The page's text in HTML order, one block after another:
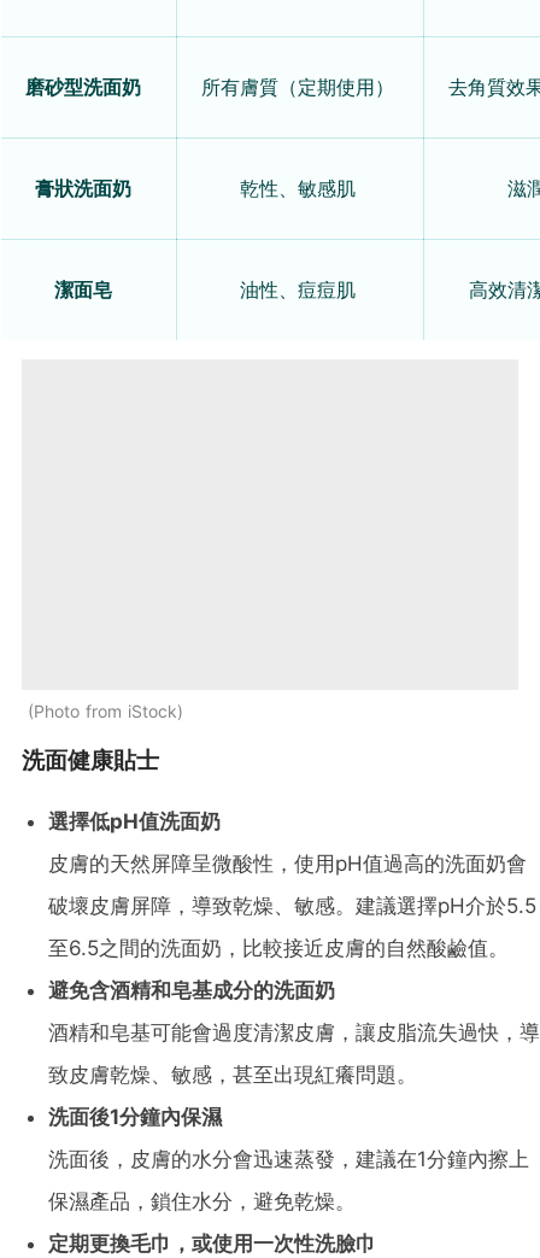
磨砂型洗面奶 所有膚質（定期使用） 去角質效
膏狀洗面奶 乾性、敏感肌 滋
潔面皂 油性、痘痘肌 高效清
Photo from iStock
洗面健康貼士
選擇低pH值洗面奶
皮膚的天然屏障呈微酸性，使用pH值過高的洗面奶會
破壞皮膚屏障，導致乾燥、敏感。建議選擇pH介於5.5
至6.5之間的洗面奶，比較接近皮膚的自然酸鹼值。
避免含酒精和皂基成分的洗面奶
酒精和皂基可能會過度清潔皮膚，讓皮脂流失過快，導
致皮膚乾燥、敏感，甚至出現紅癢問題。
洗面後1分鐘內保濕
洗面後，皮膚的水分會迅速蒸發，建議在1分鐘內擦上
保濕產品，鎖住水分，避免乾燥。
定期更換毛巾，或使用一次性洗臉巾